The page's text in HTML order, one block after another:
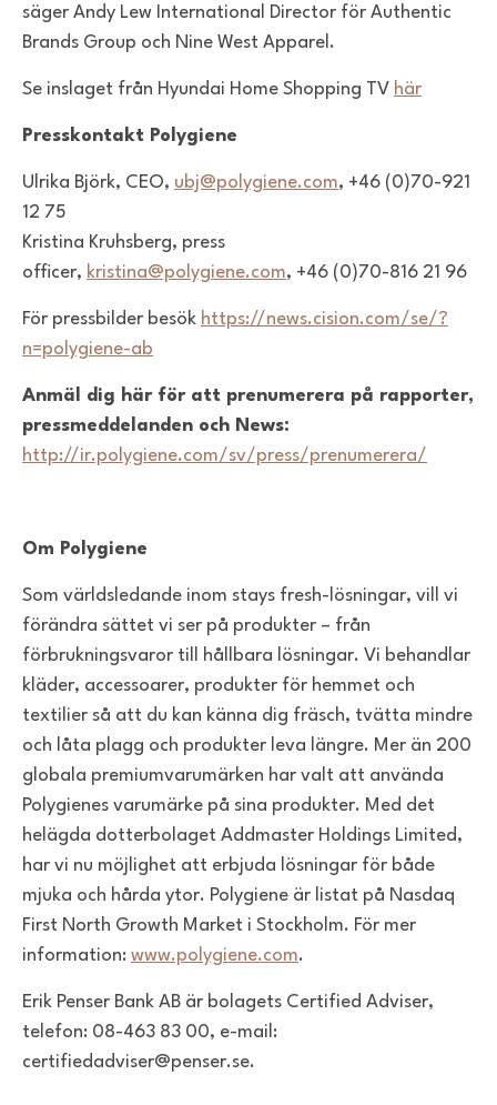
säger Andy Lew International Director för Authentic
Brands Group och Nine West Apparel.
Se inslaget från Hyundai Home Shopping TV här
Presskontakt Polygiene
Ulrika Björk, CEO, ubj@polygiene.com, +46 (0)70-921
12 75
Kristina Kruhsberg, press
officer, kristina@polygiene.com, +46 (0)70-816 21 96
För pressbilder besök https://news.cision.com/se/?
n=polygiene-ab
Anmäl dig här för att prenumerera på rapporter,
pressmeddelanden och News:
http://ir.polygiene.com/sv/press/prenumerera/
Om Polygiene
Som världsledande inom stays fresh-lösningar, vill vi
förändra sättet vi ser på produkter – från
förbrukningsvaror till hållbara lösningar. Vi behandlar
kläder, accessoarer, produkter för hemmet och
textilier så att du kan känna dig fräsch, tvätta mindre
och låta plagg och produkter leva längre. Mer än 200
globala premiumvarumärken har valt att använda
Polygienes varumärke på sina produkter. Med det
helägda dotterbolaget Addmaster Holdings Limited,
har vi nu möjlighet att erbjuda lösningar för både
mjuka och hårda ytor. Polygiene är listat på Nasdaq
First North Growth Market i Stockholm. För mer
information: www.polygiene.com.
Erik Penser Bank AB är bolagets Certified Adviser,
telefon: 08-463 83 00, e-mail:
certifiedadviser@penser.se.